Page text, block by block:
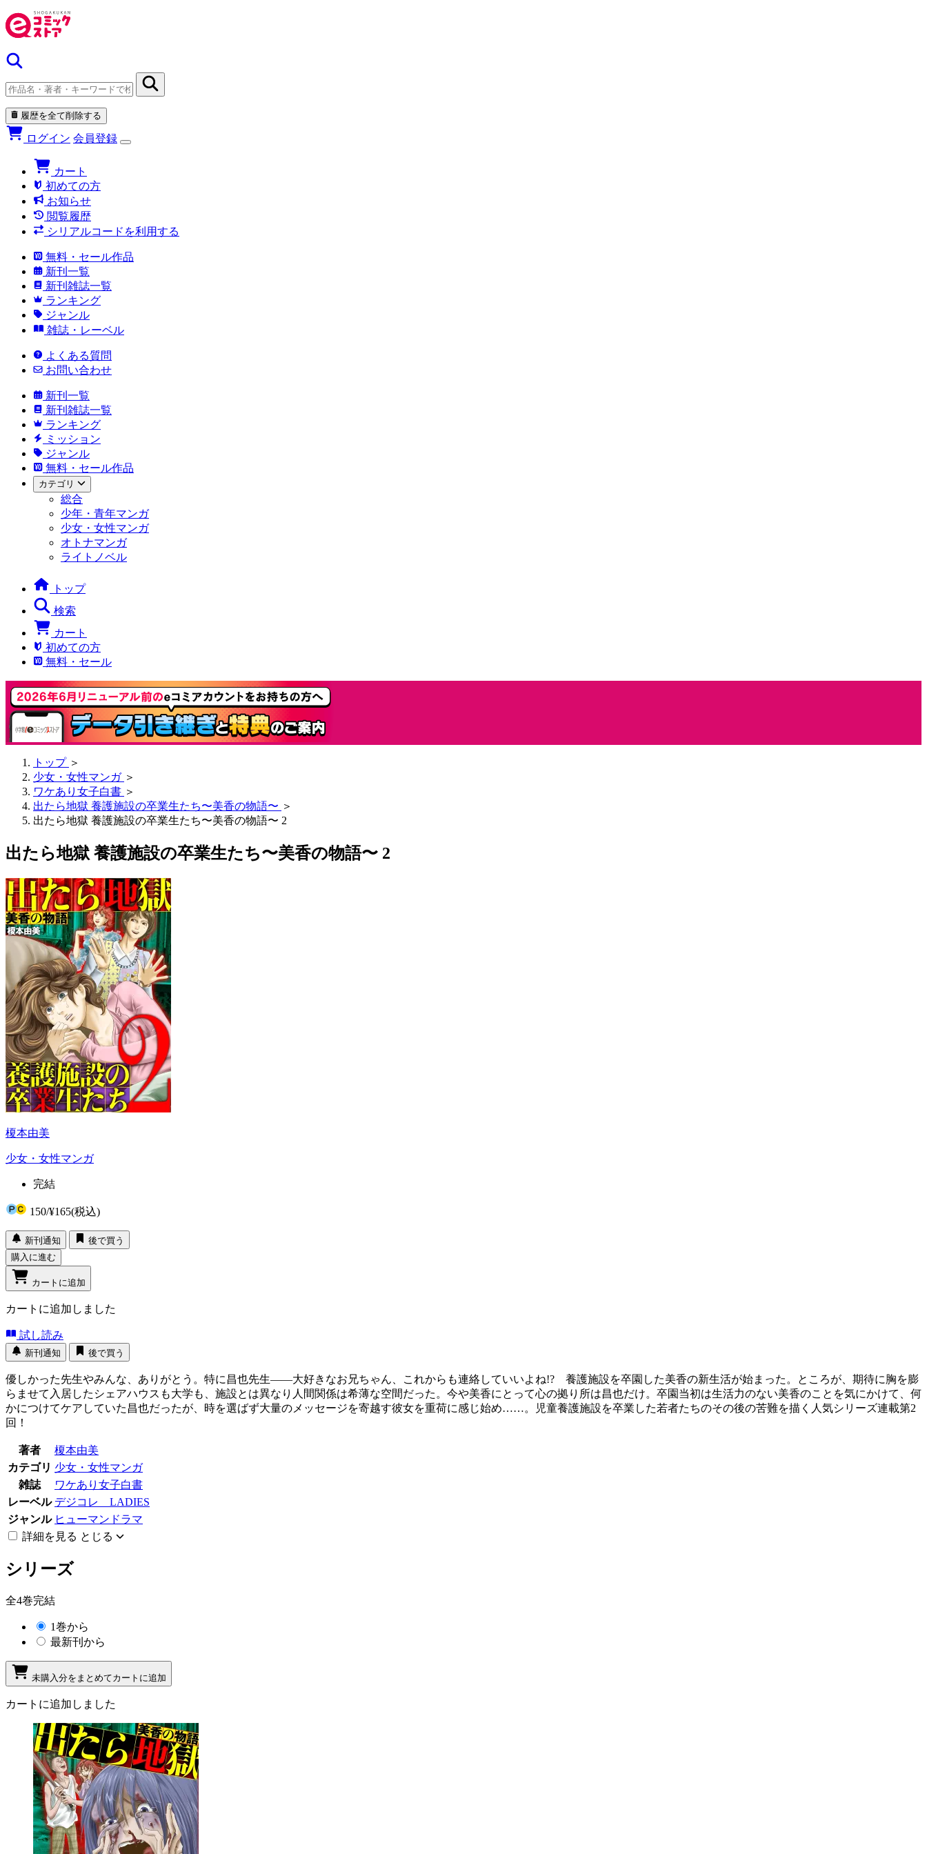
履歴を全て削除する
ログイン 会員登録
カート
初めての方
お知らせ
閲覧履歴
シリアルコードを利用する
無料・セール作品
新刊一覧
新刊雑誌一覧
ランキング
ジャンル
雑誌・レーベル
よくある質問
お問い合わせ
新刊一覧
新刊雑誌一覧
ランキング
ミッション
ジャンル
無料・セール作品
カテゴリ
総合
少年・青年マンガ
少女・女性マンガ
オトナマンガ
ライトノベル
トップ
検索
カート
初めての方
無料・セール
トップ ＞
少女・女性マンガ ＞
ワケあり女子白書 ＞
出たら地獄 養護施設の卒業生たち〜美香の物語〜 ＞
出たら地獄 養護施設の卒業生たち〜美香の物語〜 2
出たら地獄 養護施設の卒業生たち〜美香の物語〜 2
榎本由美
少女・女性マンガ
完結
150/¥165(税込)
新刊通知
後で買う
購入に進む
カートに追加
カートに追加しました
試し読み
新刊通知 後で買う
優しかった先生やみんな、ありがとう。特に昌也先生――大好きなお兄ちゃん、これからも連絡していいよね!? 養護施設を卒園した美香の新生活が始まった。ところが、期待に胸を膨
らませて入居したシェアハウスも大学も、施設とは異なり人間関係は希薄な空間だった。今や美香にとって心の拠り所は昌也だけ。卒園当初は生活力のない美香のことを気にかけて、何
かにつけてケアしていた昌也だったが、時を選ばず大量のメッセージを寄越す彼女を重荷に感じ始め……。児童養護施設を卒業した若者たちのその後の苦難を描く人気シリーズ連載第2
回！
著者
榎本由美
カテゴリ 少女・女性マンガ
雑誌
ワケあり女子白書
レーベル デジコレ LADIES
ジャンル ヒューマンドラマ
詳細を見る とじる
シリーズ
全4巻完結
1巻から
最新刊から
未購入分をまとめてカートに追加
カートに追加しました